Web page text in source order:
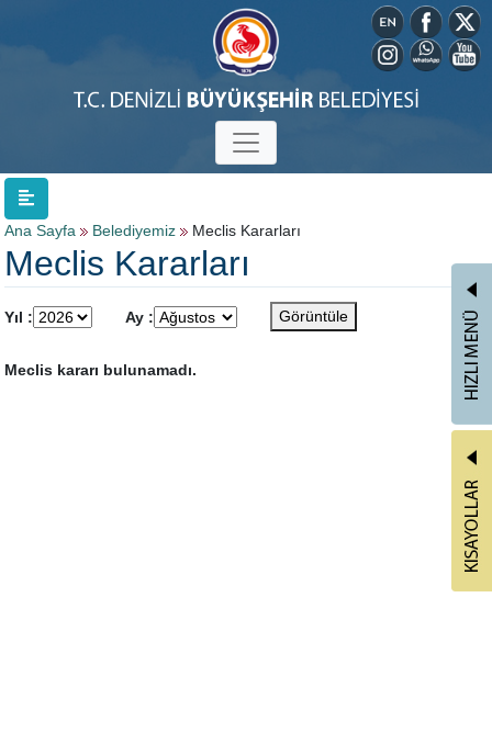
Ana Sayfa Belediyemiz Meclis Kararları
Meclis Kararları
Yıl : Ay : Görüntüle
Meclis kararı bulunamadı.